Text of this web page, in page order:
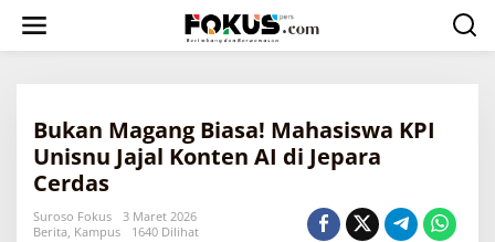
w
Bukan Magang Biasa! Mahasiswa KPI
Unisnu Jajal Konten AI di Jepara
Cerdas
Suroso Fokus
3 Maret 2026
Berita, Kampus 1640 Dilihat